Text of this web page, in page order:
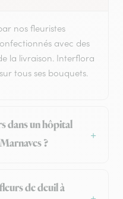
nos fleuristes
avec des
la livraison. Interflora
tous ses bouquets.
dans un hôpital
?
de deuil à